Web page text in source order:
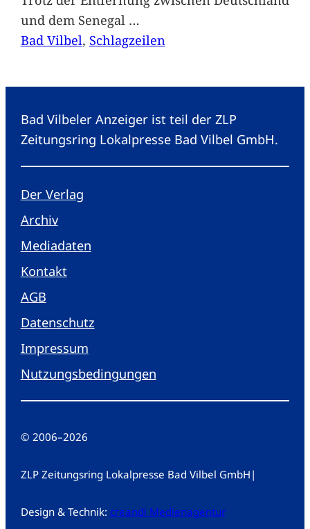
und dem Senegal …
Bad Vilbel, Schlagzeilen
Bad Vilbeler Anzeiger ist teil der ZLP
Zeitungsring Lokalpresse Bad Vilbel GmbH.
Der Verlag
Archiv
Mediadaten
Kontakt
AGB
Datenschutz
Impressum
Nutzungsbedingungen
© 2006–2026
ZLP Zeitungsring Lokalpresse Bad Vilbel GmbH |
Design & Technik: creandi Medienagentur